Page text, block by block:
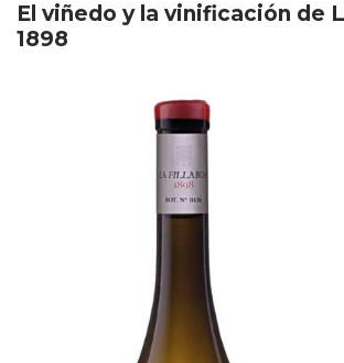
El viñedo y la vinificación de
1898